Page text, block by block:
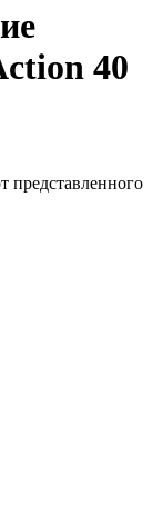
40
представленного